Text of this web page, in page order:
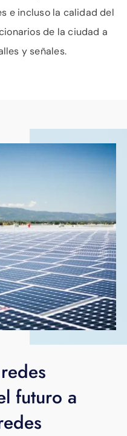
e incluso la calidad del
de la ciudad a
y señales.
futuro a